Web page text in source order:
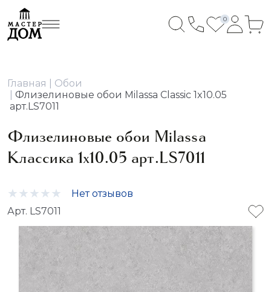
0
Главная
Обои
Флизелиновые обои Milassa Classic 1x10.05
арт.LS7011
Флизелиновые обои Milassa
Классика 1x10.05 арт.LS7011
Нет отзывов
Арт. LS7011